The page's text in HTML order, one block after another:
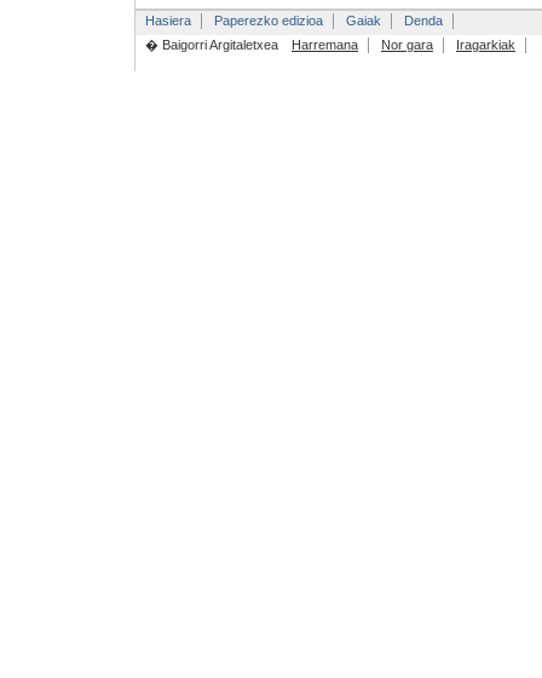
Hasiera Paperezko edizioa Gaiak
Denda
� Baigorri Argitaletxea
Harremana Nor gara Iragarkiak